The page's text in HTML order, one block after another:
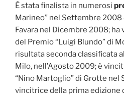
È stata finalista in numerosi
Marineo” nel Settembre 2008
Favara nel Dicembre 2008; ha
del Premio “Luigi Blundo” di
risultata seconda classificata
Milo, nell’Agosto 2009; è
“Nino Martoglio” di Grotte
vincitrice della prima edizione